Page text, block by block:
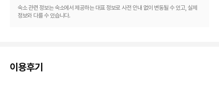
숙소 관련 정보는 숙소에서 제공하는 대표 정보로 사전 안내 없이 변동될 수 있고, 실제
정보와 다를 수 있습니다.
이용후기